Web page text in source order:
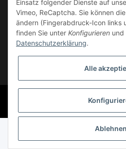
VERSAND
Widerrufsbutton
* Alle Preise inkl. gesetzlicher
© Phoenix-Cycles
Powered byJTL-
Einsatz folgender Dienste auf
Vimeo, ReCaptcha. Sie können
ändern (Fingerabdruck-Icon links
finden Sie unter Konfigurieren und
Datenschutzerklärung.
Alle
Ablehnen